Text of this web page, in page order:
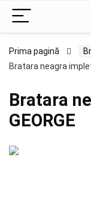
Prima pagină
Bratara neagra
Bratara
GEORGE